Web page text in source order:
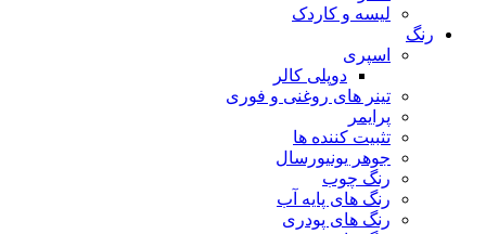
لیسه و کاردک
رنگ
اسپری
دوپلی کالر
تینر های روغنی و فوری
پرایمر
تثبیت کننده ها
جوهر یونیورسال
رنگ چوب
رنگ‌ های پایه آب
رنگ های پودری